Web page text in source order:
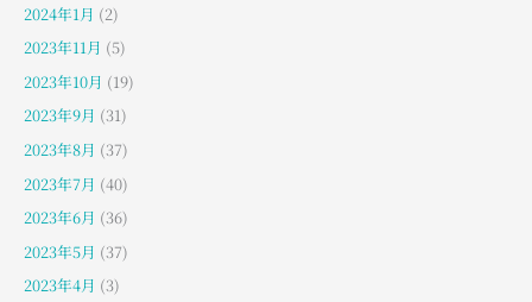
2024年1月 (2)
2023年11月 (5)
2023年10月 (19)
2023年9月 (31)
2023年8月 (37)
2023年7月 (40)
2023年6月 (36)
2023年5月 (37)
2023年4月 (3)